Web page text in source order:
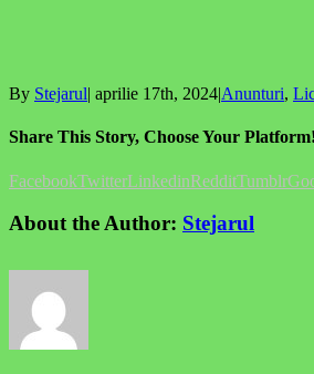
By Stejarul| aprilie 17th, 2024|Anunturi,
Share This Story, Choose Your Platform!
FacebookTwitterLinkedinRedditTumblr
About the Author: Stejarul